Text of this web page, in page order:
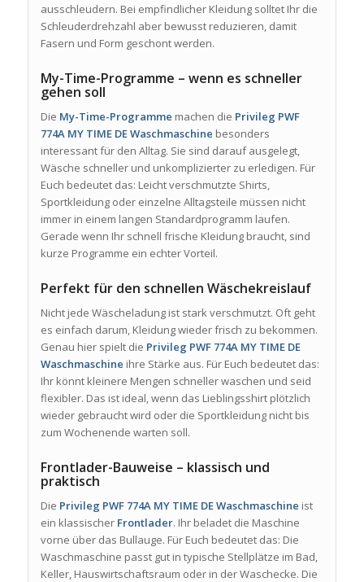
ausschleudern. Bei empfindlicher Kleidung solltet Ihr die
Schleuderdrehzahl aber bewusst reduzieren, damit
Fasern und Form geschont werden.
My-Time-Programme – wenn es schneller
gehen soll
Die My-Time-Programme machen die Privileg PWF
774A MY TIME DE Waschmaschine besonders
interessant für den Alltag. Sie sind darauf ausgelegt,
Wäsche schneller und unkomplizierter zu erledigen. Für
Euch bedeutet das: Leicht verschmutzte Shirts,
Sportkleidung oder einzelne Alltagsteile müssen nicht
immer in einem langen Standardprogramm laufen.
Gerade wenn Ihr schnell frische Kleidung braucht, sind
kurze Programme ein echter Vorteil.
Perfekt für den schnellen Wäschekreislauf
Nicht jede Wäscheladung ist stark verschmutzt. Oft geht
es einfach darum, Kleidung wieder frisch zu bekommen.
Genau hier spielt die Privileg PWF 774A MY TIME DE
Waschmaschine ihre Stärke aus. Für Euch bedeutet das:
Ihr könnt kleinere Mengen schneller waschen und seid
flexibler. Das ist ideal, wenn das Lieblingsshirt plötzlich
wieder gebraucht wird oder die Sportkleidung nicht bis
zum Wochenende warten soll.
Frontlader-Bauweise – klassisch und
praktisch
Die Privileg PWF 774A MY TIME DE Waschmaschine ist
ein klassischer Frontlader. Ihr beladet die Maschine
vorne über das Bullauge. Für Euch bedeutet das: Die
Waschmaschine passt gut in typische Stellplätze im Bad,
Keller, Hauswirtschaftsraum oder in der Waschecke. Die